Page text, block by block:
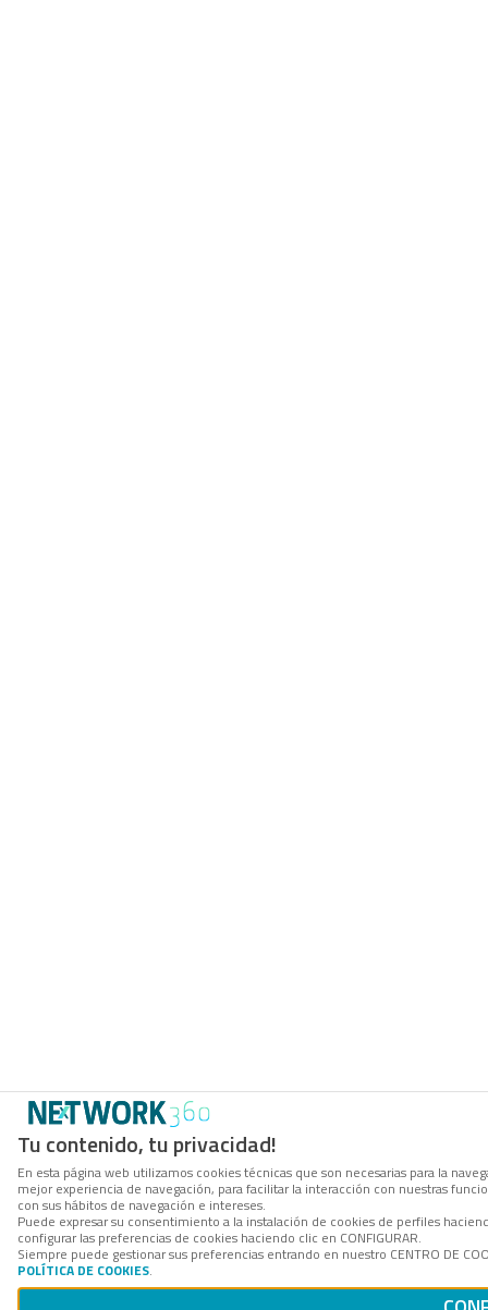
Tu contenido, tu privacidad!
En esta página web utilizamos cookies técnicas que son necesarias para la
mejor experiencia de navegación, para facilitar la interacción con nuestras
con sus hábitos de navegación e intereses.
Puede expresar su consentimiento a la instalación de cookies de perfiles
configurar las preferencias de cookies haciendo clic en CONFIGURAR.
Siempre puede gestionar sus preferencias entrando en nuestro CENTRO DE
POLÍTICA DE COOKIES.